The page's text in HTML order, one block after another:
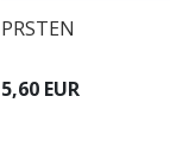
PRSTEN
5,60 EUR